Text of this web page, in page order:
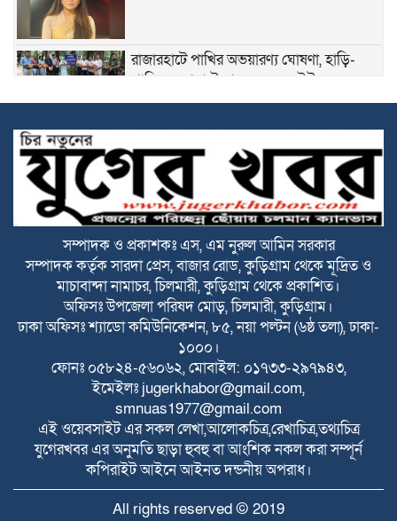
রাজারহাটে পাখির অভয়ারণ্য ঘোষণা, হাড়ি-
পাতিলের বাসা উদ্বোধন করলেন ইউএনও
ভূরুঙ্গামারীতে জুলাই গনঅভ্যুত্থান দিবসে জুলাই
যোদ্ধা ও জুলাই শহীদের পরিবারবর্গকে সংবর্ধনা
ও আলোচনা সভা
ভূরুঙ্গামারীতে মাদকদ্রব ইয়াবা টেবলেটসহ
আটক ১, একমাসের বিনাশ্রম কারাদণ্ড ও ২০০০
টাকা জরিমানা
বজ্রপাতের ঝুকি কমাতে বজ্রনিরোধক হিসেবে
দেড় শতাধিক তাল গাছের চারা রোপণ
২০ আগস্ট রাষ্ট্রপতি নির্বাচন
ফ্যাসিবাদবিরোধী আন্দোলনে হত্যাকাণ্ডের বিচার
হবে স্বচ্ছ ও নিরপেক্ষ: প্রধানমন্ত্রী
রাজারহাটে শহীদ রাজিবের কবরে শুদ্ধা নিবেদন
করলেন উপজেলা প্রশাসন
সম্পাদক ও প্রকাশকঃ এস, এম নুরুল আমিন সরকার
সম্পাদক কর্তৃক সারদা প্রেস, বাজার রোড, কুড়িগ্রাম থেকে মূদ্রিত ও
মাচাবান্দা নামাচর, চিলমারী, কুড়িগ্রাম থেকে প্রকাশিত।
অফিসঃ উপজেলা পরিষদ মোড়, চিলমারী, কুড়িগ্রাম।
ঢাকা অফিসঃ শ্যাডো কমিউনিকেশন, ৮৫, নয়া পল্টন (৬ষ্ঠ তলা), ঢাকা-
১০০০।
ফোনঃ ০৫৮২৪-৫৬০৬২, মোবাইল: ০১৭৩৩-২৯৭৯৪৩,
ইমেইলঃ jugerkhabor@gmail.com,
smnuas1977@gmail.com
এই ওয়েবসাইট এর সকল লেখা,আলোকচিত্র,রেখাচিত্র,তথ্যচিত্র
যুগেরখবর এর অনুমতি ছাড়া হুবহু বা আংশিক নকল করা সম্পূর্ন
কপিরাইট আইনে আইনত দন্ডনীয় অপরাধ।
All rights reserved © 2019